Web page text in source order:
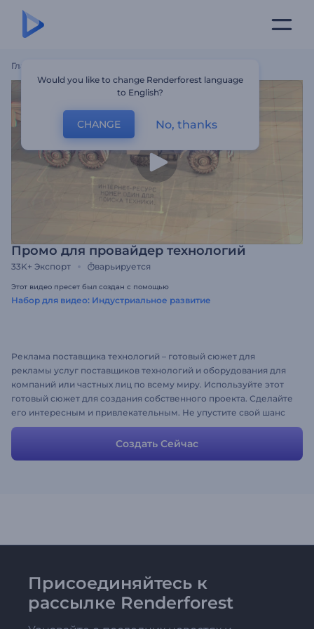
Главная
Промо для провайдер технологий
33K+ Экспорт варьируется
Этот видео пресет был создан с помощью
Набор для видео: Индустриальное развитие
Реклама поставщика технологий – готовый сюжет для
рекламы услуг поставщиков технологий и оборудования для
компаний или частных лиц по всему миру. Используйте этот
готовый сюжет для создания собственного проекта. Сделайте
его интересным и привлекательным. Не упустите свой шанс
стать частью мира высоких технологий и мировой экономики.
Просто загрузите свои изображения, измените текст,
добавьте музыку и наслаждайтесь преимуществами
Создать Сейчас
Присоединяйтесь к
рассылке Renderforest
Would you like to change Renderforest language
to English?
CHANGE No, thanks